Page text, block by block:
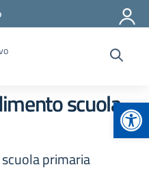
scuola
primaria